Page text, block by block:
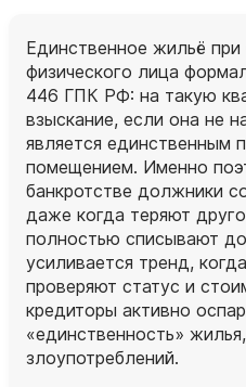
Единственное жильё при
физического лица
446 ГПК РФ: на такую
взыскание, если она не
является единственным
помещением. Именно
банкротстве должники
даже когда теряют
полностью списывают
усиливается тренд,
проверяют статус и
кредиторы активно
«единственность»
злоупотреблений.